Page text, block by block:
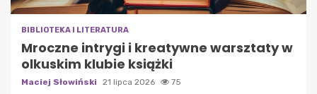
BIBLIOTEKA I LITERATURA
Mroczne intrygi i kreatywne warsztaty w
olkuskim klubie książki
Maciej Słowiński 21 lipca 2026 75